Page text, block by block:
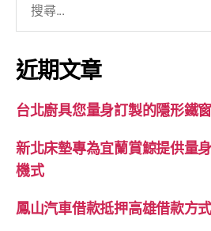
關
鍵
字:
近期文章
台北廚具您量身訂製的隱形鐵
新北床墊專為宜蘭賞鯨提供量
機式
鳳山汽車借款抵押高雄借款方